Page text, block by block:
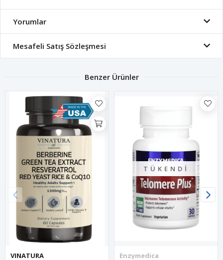
Yorumlar
Mesafeli Satış Sözleşmesi
Benzer Ürünler
VINATURA
TÜKENDI
Enzymedica